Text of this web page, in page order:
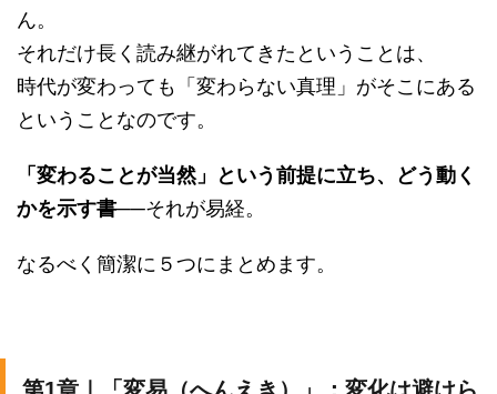
ん。
それだけ長く読み継がれてきたということは、
時代が変わっても「変わらない真理」 がそこにある
ということなのです。
「変わることが当然」という前提に立ち、どう動く
かを示す書──それが易経。
なるべく簡潔に５つにまとめます。